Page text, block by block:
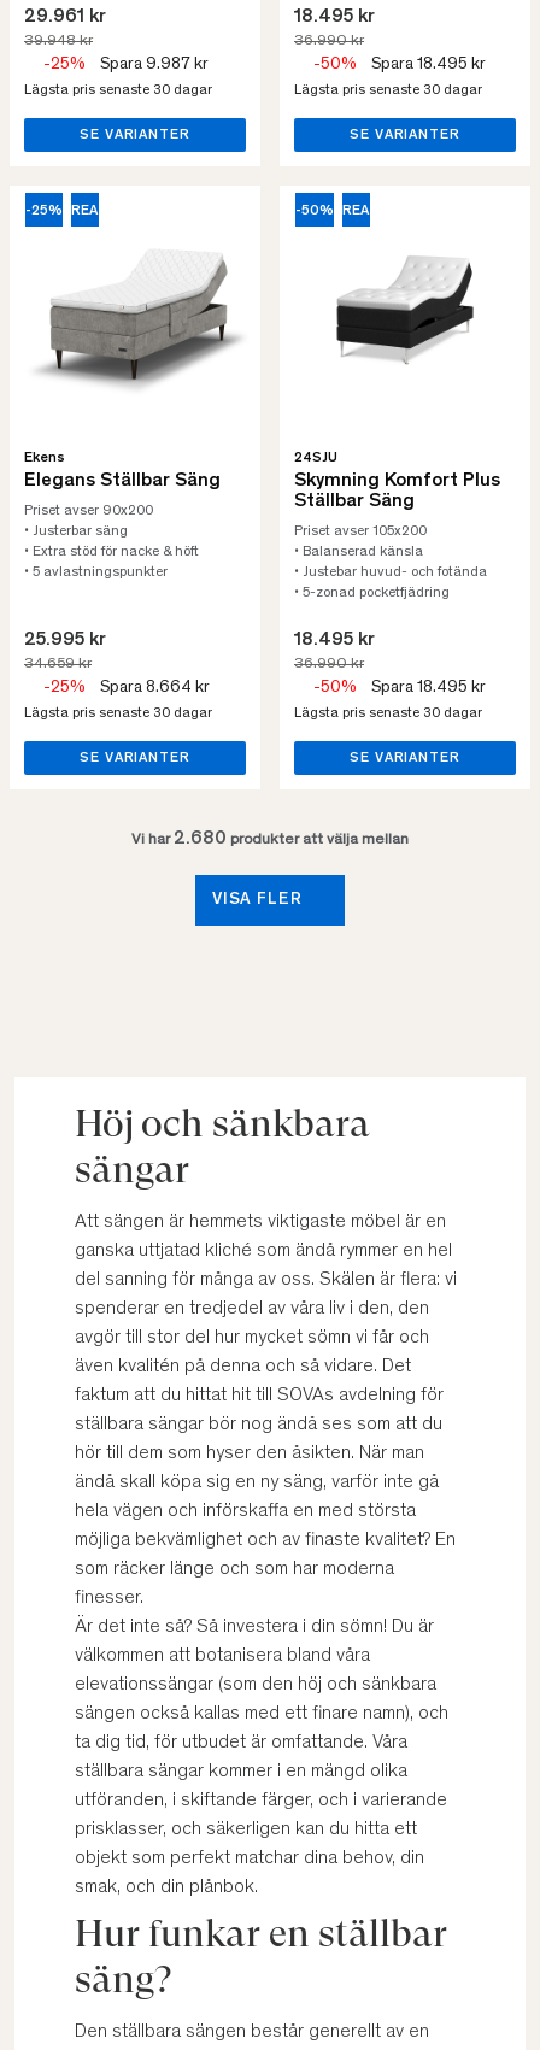
29.961 kr
39.948 kr
-25% Spara 9.987 kr
Lägsta pris senaste 30 dagar
SE VARIANTER
18.495 kr
36.990 kr
-50% Spara 18.495 kr
Lägsta pris senaste 30 dagar
SE VARIANTER
-25% REA
Ekens
Elegans Ställbar Säng
Priset avser 90x200
• Justerbar säng
• Extra stöd för nacke & höft
• 5 avlastningspunkter
25.995 kr
34.659 kr
-25% Spara 8.664 kr
Lägsta pris senaste 30 dagar
SE VARIANTER
-50% REA
24SJU
Skymning Komfort Plus
Ställbar Säng
Priset avser 105x200
• Balanserad känsla
• Justebar huvud- och fotända
• 5-zonad pocketfjädring
18.495 kr
36.990 kr
-50% Spara 18.495 kr
Lägsta pris senaste 30 dagar
SE VARIANTER
Vi har 2.680 produkter att välja mellan
VISA FLER
Höj och sänkbara
sängar
Att sängen är hemmets viktigaste möbel är en
ganska uttjatad kliché som ändå rymmer en hel
del sanning för många av oss. Skälen är flera: vi
spenderar en tredjedel av våra liv i den, den
avgör till stor del hur mycket sömn vi får och
även kvalitén på denna och så vidare. Det
faktum att du hittat hit till SOVAs avdelning för
ställbara sängar bör nog ändå ses som att du
hör till dem som hyser den åsikten. När man
ändå skall köpa sig en ny säng, varför inte gå
hela vägen och införskaffa en med största
möjliga bekvämlighet och av finaste kvalitet? En
som räcker länge och som har moderna
finesser.
Är det inte så? Så investera i din sömn! Du är
välkommen att botanisera bland våra
elevationssängar (som den höj och sänkbara
sängen också kallas med ett finare namn), och
ta dig tid, för utbudet är omfattande. Våra
ställbara sängar kommer i en mängd olika
utföranden, i skiftande färger, och i varierande
prisklasser, och säkerligen kan du hitta ett
objekt som perfekt matchar dina behov, din
smak, och din plånbok.
Hur funkar en ställbar
säng?
Den ställbara sängen består generellt av en